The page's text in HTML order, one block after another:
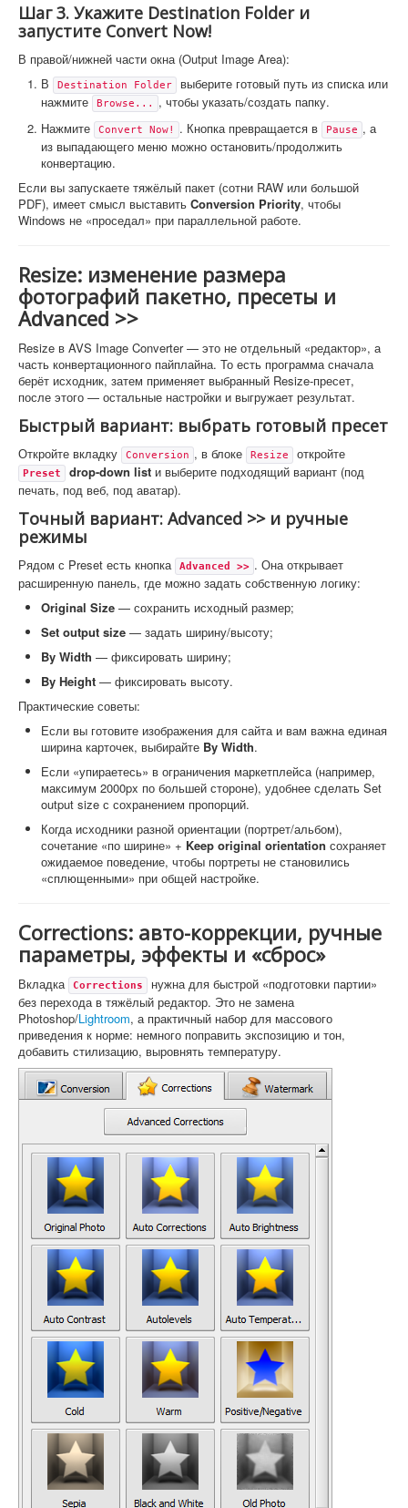
Шаг 3. Укажите Destination Folder и
запустите Convert Now!
В правой/нижней части окна (Output Image Area):
В
Destination Folder
выберите готовый путь из списка или
нажмите
Browse...
, чтобы указать/создать папку.
Нажмите
Convert Now! . Кнопка превращается в Pause , а
из выпадающего меню можно остановить/продолжить
конвертацию.
Если вы запускаете тяжёлый пакет (сотни RAW или большой
PDF), имеет смысл выставить Conversion Priority, чтобы
Windows не «проседал» при параллельной работе.
Resize: изменение размера
фотографий пакетно, пресеты и
Advanced >>
Resize в AVS Image Converter — это не отдельный «редактор», а
часть конвертационного пайплайна. То есть программа сначала
берёт исходник, затем применяет выбранный Resize-пресет,
после этого — остальные настройки и выгружает результат.
Быстрый вариант: выбрать готовый пресет
Откройте вкладку Conversion , в блоке Resize откройте
Preset drop-down list и выберите подходящий вариант (под
печать, под веб, под аватар).
Точный вариант: Advanced >> и ручные
режимы
Рядом с Preset есть кнопка Advanced >> . Она открывает
расширенную панель, где можно задать собственную логику:
Original Size — сохранить исходный размер;
Set output size — задать ширину/высоту;
By Width — фиксировать ширину;
By Height — фиксировать высоту.
Практические советы:
Если вы готовите изображения для сайта и вам важна единая
ширина карточек, выбирайте By Width.
Если «упираетесь» в ограничения маркетплейса (например,
максимум 2000px по большей стороне), удобнее сделать Set
output size с сохранением пропорций.
Когда исходники разной ориентации (портрет/альбом),
сочетание «по ширине» + Keep original orientation сохраняет
ожидаемое поведение, чтобы портреты не становились
«сплющенными» при общей настройке.
Corrections: авто-коррекции, ручные
параметры, эффекты и «сброс»
Вкладка Corrections
нужна для быстрой «подготовки партии»
без перехода в тяжёлый редактор. Это не замена
Photoshop/Lightroom, а практичный набор для массового
приведения к норме: немного поправить экспозицию и тон,
добавить стилизацию, выровнять температуру.